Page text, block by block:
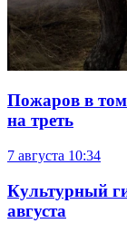
Пожаров в
на треть
7 августа 10:34
Культурный
августа